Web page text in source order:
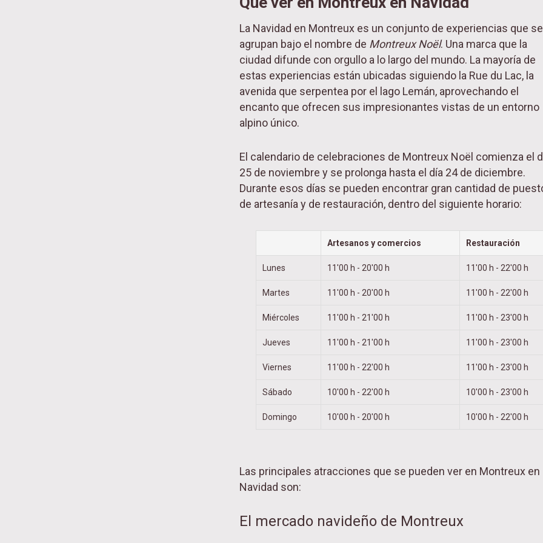
La Navidad en Montreux es un conjunto de experiencias que se
agrupan bajo el nombre de Montreux Noël. Una marca que la
ciudad difunde con orgullo a lo largo del mundo. La mayoría de
estas experiencias están ubicadas siguiendo la Rue du Lac, la
avenida que serpentea por el lago Lemán, aprovechando el
encanto que ofrecen sus impresionantes vistas de un entorno
alpino único.
El calendario de celebraciones de Montreux Noël comienza el
25 de noviembre y se prolonga hasta el día 24 de diciembre.
Durante esos días se pueden encontrar gran cantidad de
de artesanía y de restauración, dentro del siguiente horario:
Artesanos y comercios Restauración
Lunes 11'00 h - 20'00 h 11'00 h - 22'00 h
Martes 11'00 h - 20'00 h 11'00 h - 22'00 h
Miércoles 11'00 h - 21'00 h 11'00 h - 23'00 h
Jueves 11'00 h - 21'00 h 11'00 h - 23'00 h
Viernes 11'00 h - 22'00 h 11'00 h - 23'00 h
Sábado 10'00 h - 22'00 h 10'00 h - 23'00 h
Domingo 10'00 h - 20'00 h 10'00 h - 22'00 h
Las principales atracciones que se pueden ver en Montreux en
Navidad son:
El mercado navideño de Montreux